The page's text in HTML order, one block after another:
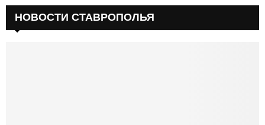
НОВОСТИ СТАВРОПОЛЬЯ